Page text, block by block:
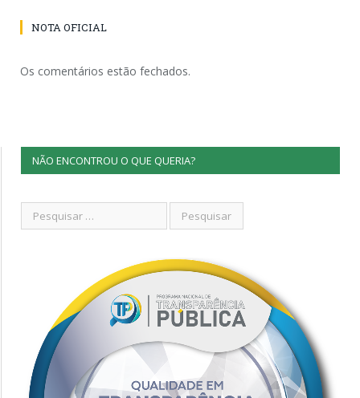
NOTA OFICIAL
Os comentários estão fechados.
NÃO ENCONTROU O QUE QUERIA?